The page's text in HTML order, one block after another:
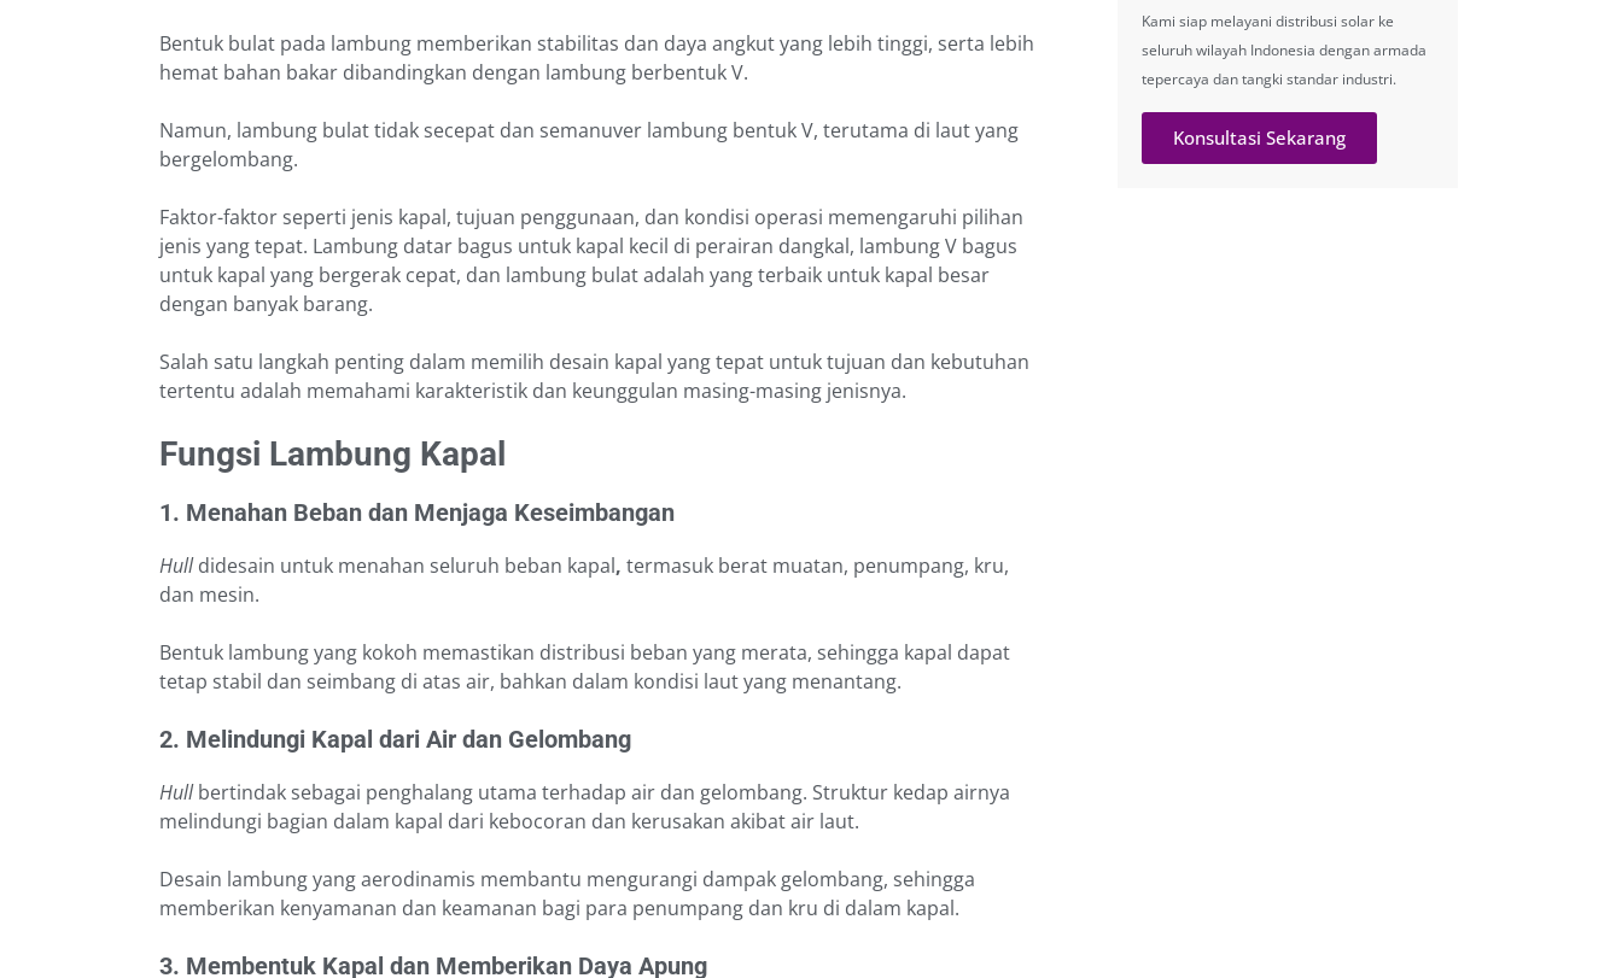
Bentuk bulat pada lambung memberikan stabilitas dan daya angkut yang lebih tinggi, serta lebih
hemat bahan bakar dibandingkan dengan lambung berbentuk V.
Namun, lambung bulat tidak secepat dan semanuver lambung bentuk V, terutama di laut yang
bergelombang.
Faktor-faktor seperti jenis kapal, tujuan penggunaan, dan kondisi operasi memengaruhi pilihan
jenis yang tepat. Lambung datar bagus untuk kapal kecil di perairan dangkal, lambung V bagus
untuk kapal yang bergerak cepat, dan lambung bulat adalah yang terbaik untuk kapal besar
dengan banyak barang.
Salah satu langkah penting dalam memilih desain kapal yang tepat untuk tujuan dan kebutuhan
tertentu adalah memahami karakteristik dan keunggulan masing-masing jenisnya.
Fungsi Lambung Kapal
1. Menahan Beban dan Menjaga Keseimbangan
Hulldidesain untuk menahan seluruh beban kapal, termasuk berat muatan, penumpang, kru,
dan mesin.
Bentuk lambung yang kokoh memastikan distribusi beban yang merata, sehingga kapal dapat
tetap stabil dan seimbang di atas air, bahkan dalam kondisi laut yang menantang.
2. Melindungi Kapal dari Air dan Gelombang
Hullbertindak sebagai penghalang utama terhadap air dan gelombang. Struktur kedap airnya
melindungi bagian dalam kapal dari kebocoran dan kerusakan akibat air laut.
Desain lambung yang aerodinamis membantu mengurangi dampak gelombang, sehingga
memberikan kenyamanan dan keamanan bagi para penumpang dan kru di dalam kapal.
3. Membentuk Kapal dan Memberikan Daya Apung
Kami siap melayani distribusi solar ke
seluruh wilayah Indonesia dengan armada
tepercaya dan tangki standar industri.
Konsultasi Sekarang